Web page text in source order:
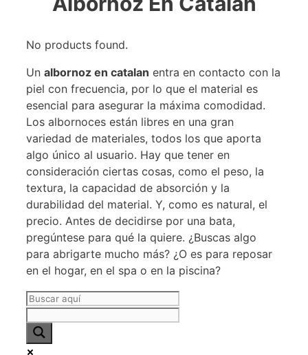
No products found.
Un albornoz en catalan entra en contacto con la
piel con frecuencia, por lo que el material es
esencial para asegurar la máxima comodidad.
Los albornoces están libres en una gran
variedad de materiales, todos los que aporta
algo único al usuario. Hay que tener en
consideración ciertas cosas, como el peso, la
textura, la capacidad de absorción y la
durabilidad del material. Y, como es natural, el
precio. Antes de decidirse por una bata,
pregúntese para qué la quiere. ¿Buscas algo
para abrigarte mucho más? ¿O es para reposar
en el hogar, en el spa o en la piscina?